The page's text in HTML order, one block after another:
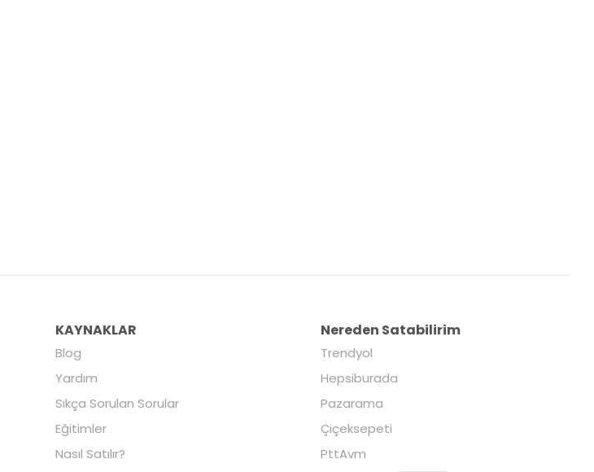
KAYNAKLAR
Blog
Yardım
Sıkça Sorulan Sorular
Eğitimler
Nasıl Satılır?
Nereden Satabilirim
Trendyol
Hepsiburada
Pazarama
Çiçeksepeti
PttAvm